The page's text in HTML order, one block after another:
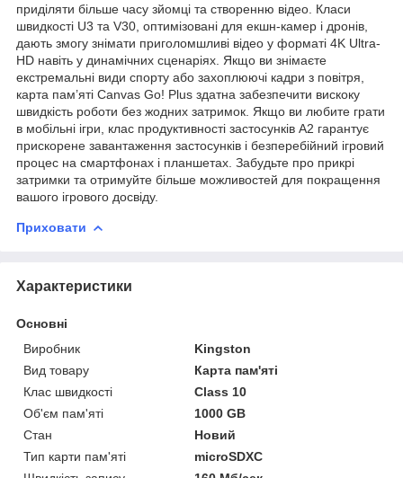
приділяти більше часу зйомці та створенню відео. Класи
швидкості U3 та V30, оптимізовані для екшн-камер і дронів,
дають змогу знімати приголомшливі відео у форматі 4K Ultra-
HD навіть у динамічних сценаріях. Якщо ви знімаєте
екстремальні види спорту або захоплюючі кадри з повітря,
карта пам’яті Canvas Go! Plus здатна забезпечити вискоку
швидкість роботи без жодних затримок. Якщо ви любите грати
в мобільні ігри, клас продуктивності застосунків A2 гарантує
прискорене завантаження застосунків і безперебійний ігровий
процес на смартфонах і планшетах. Забудьте про прикрі
затримки та отримуйте більше можливостей для покращення
вашого ігрового досвіду.
Приховати
Характеристики
Основні
Виробник
Kingston
Вид товару
Карта пам'яті
Клас швидкості
Class 10
Об'єм пам'яті
1000 GB
Стан
Новий
Тип карти пам'яті
microSDXC